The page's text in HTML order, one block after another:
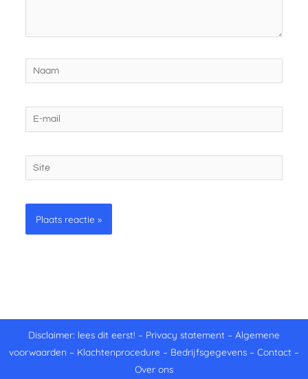
Naam
mail
Site
Disclaimer: lees dit eerst! – Privacy statement – Algemene
voorwaarden – Klachtenprocedure – Bedrijfsgegevens – Contact –
Over ons